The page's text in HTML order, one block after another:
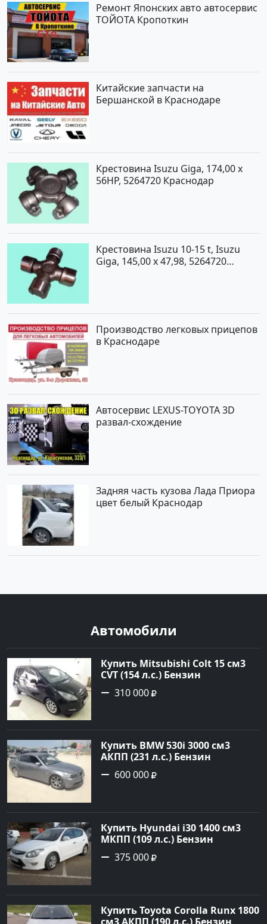
Ремонт Японских авто автосервис
ТОЙОТА Кропоткин
Китайские запчасти на
Бершанской в Краснодаре
Крестовина Isuzu Giga, 174,00 x
56HP, 5264720 Краснодар
Крестовина Isuzu 10-15 t, Isuzu
Giga, 145,00 x 47,98, 5264720
Производство легковых прицепов
в Краснодаре
Автосервис LEXUS-TOYOTA 3D
развал-схождение
Задняя часть кузова Лада Приора
цвет белый Краснодар
Автомобили
Купить Mitsubishi Colt 15 см3
CVT (154 л.с.) Бензин
турбонаддув в Краснодар:
цвет Чёрный металик Хетчбэк
сайте Авторынок23
310 000
Купить BMW 530i 3000 см3
АКПП (231 л.с.) Бензин
инжектор в Новороссийск:
цвет серый Седан 2004 года по
Авторынок23
600 000
Купить Hyundai i30 1400 см3
МКПП (109 л.с.) Бензин
инжектор в Кропоткин: цвет
белый Хетчбэк 2011 года по
Авторынок23
375 000
Купить Toyota Corolla Runx 1800